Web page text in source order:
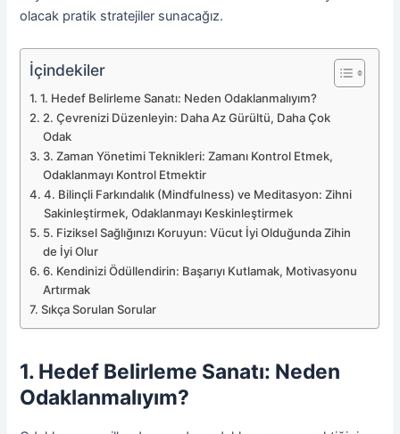
olacak pratik stratejiler sunacağız.
İçindekiler
1. Hedef Belirleme Sanatı: Neden Odaklanmalıyım?
2. Çevrenizi Düzenleyin: Daha Az Gürültü, Daha Çok
Odak
3. Zaman Yönetimi Teknikleri: Zamanı Kontrol Etmek,
Odaklanmayı Kontrol Etmektir
4. Bilinçli Farkındalık (Mindfulness) ve Meditasyon: Zihni
Sakinleştirmek, Odaklanmayı Keskinleştirmek
5. Fiziksel Sağlığınızı Koruyun: Vücut İyi Olduğunda Zihin
de İyi Olur
6. Kendinizi Ödüllendirin: Başarıyı Kutlamak, Motivasyonu
Artırmak
Sıkça Sorulan Sorular
1. Hedef Belirleme Sanatı: Neden
Odaklanmalıyım?